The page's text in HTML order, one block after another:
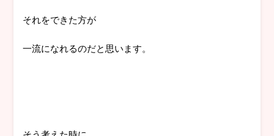
それをできた方が
一流になれるのだと思います。